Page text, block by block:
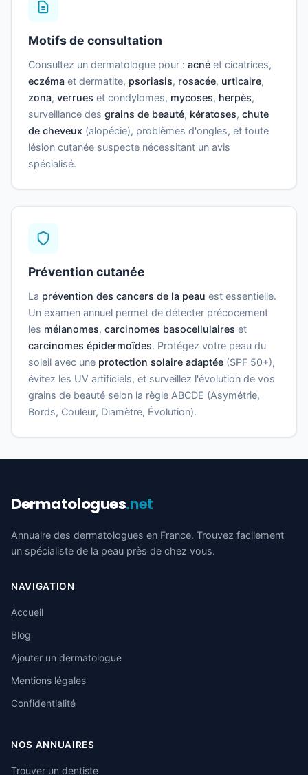
Motifs de consultation
Consultez un dermatologue pour : acné et cicatrices,
eczéma et dermatite, psoriasis, rosacée, urticaire,
zona, verrues et condylomes, mycoses, herpès,
surveillance des grains de beauté, kératoses, chute
de cheveux (alopécie), problèmes d'ongles, et toute
lésion cutanée suspecte nécessitant un avis
spécialisé.
Prévention cutanée
La prévention des cancers de la peau est essentielle.
Un examen annuel permet de détecter précocement
les mélanomes, carcinomes basocellulaires et
carcinomes épidermoïdes. Protégez votre peau du
soleil avec une protection solaire adaptée (SPF 50+),
évitez les UV artificiels, et surveillez l'évolution de vos
grains de beauté selon la règle ABCDE (Asymétrie,
Bords, Couleur, Diamètre, Évolution).
Dermatologues.net
Annuaire des dermatologues en France. Trouvez facilement
un spécialiste de la peau près de chez vous.
NAVIGATION
Accueil
Blog
Ajouter un dermatologue
Mentions légales
Confidentialité
NOS ANNUAIRES
Trouver un dentiste